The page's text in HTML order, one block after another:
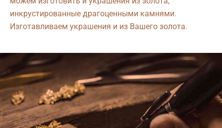
инкрустированные драгоценными камнями.
Изготавливаем украшения и из Вашего золота.